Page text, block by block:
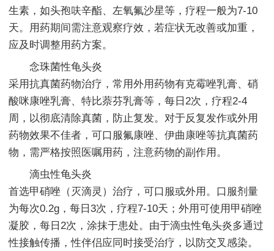
生素，如头孢呋辛酯、左氧氟沙星等，疗程一般为7-10
天。用药期间需注意观察疗效，若症状无改善或加重，
应及时调整用药方案。
念珠菌性龟头炎
采用抗真菌药物治疗，常用外用药物有克霉唑乳膏、硝
酸咪康唑乳膏、特比萘芬乳膏等，每日2次，疗程2-4
周，以彻底清除真菌，防止复发。对于反复发作或外用
药物效果不佳者，可口服氟康唑、伊曲康唑等抗真菌药
物，需严格按照医嘱用药，注意药物的副作用。
滴虫性龟头炎
首选甲硝唑（灭滴灵）治疗，可口服或外用。口服剂量
为每次0.2g，每日3次，疗程7-10天；外用可使用甲硝唑
凝胶，每日2次，涂抹于患处。由于滴虫性龟头炎多通过
性接触传播，性伴侣应同时接受治疗，以防交叉感染。